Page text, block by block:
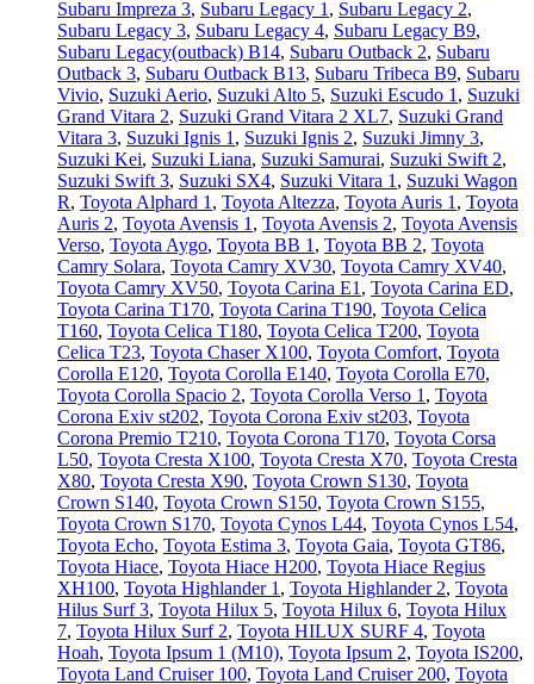
Subaru Impreza 3, Subaru Legacy 1 , Subaru Legacy 2,
Subaru Legacy 3, Subaru Legacy 4, Subaru Legacy B9,
Subaru Legacy(outback) B14, Subaru Outback 2, Subaru
Outback 3, Subaru Outback B13, Subaru Tribeca B9, Subaru
Vivio, Suzuki Aerio, Suzuki Alto 5, Suzuki Escudo 1 , Suzuki
Grand Vitara 2, Suzuki Grand Vitara 2 XL7, Suzuki Grand
Vitara 3, Suzuki Ignis 1 , Suzuki Ignis 2, Suzuki Jimny 3,
Suzuki Kei, Suzuki Liana, Suzuki Samurai, Suzuki Swift 2,
Suzuki Swift 3, Suzuki SX4, Suzuki Vitara 1 , Suzuki Wagon
R, Toyota Alphard 1 , Toyota Altezza, Toyota Auris 1 , Toyota
Auris 2, Toyota Avensis 1 , Toyota Avensis 2, Toyota Avensis
Verso, Toyota Aygo, Toyota BB 1 , Toyota BB 2, Toyota
Camry Solara, Toyota Camry XV30, Toyota Camry XV40,
Toyota Camry XV50, Toyota Carina E1 , Toyota Carina ED,
Toyota Carina T170, Toyota Carina T190, Toyota Celica
T160, Toyota Celica T180, Toyota Celica T200, Toyota
Celica T23, Toyota Chaser X100, Toyota Comfort, Toyota
Corolla E120, Toyota Corolla E140, Toyota Corolla E70,
Toyota Corolla Spacio 2, Toyota Corolla Verso 1 , Toyota
Corona Exiv st202, Toyota Corona Exiv st203, Toyota
Corona Premio T210, Toyota Corona T170, Toyota Corsa
L50, Toyota Cresta X100, Toyota Cresta X70, Toyota Cresta
X80, Toyota Cresta X90, Toyota Crown S130, Toyota
Crown S140, Toyota Crown S150, Toyota Crown S155,
Toyota Crown S170, Toyota Cynos L44, Toyota Cynos L54,
Toyota Echo, Toyota Estima 3, Toyota Gaia, Toyota GT86,
Toyota Hiace, Toyota Hiace H200, Toyota Hiace Regius
XH100, Toyota Highlander 1 , Toyota Highlander 2, Toyota
Hilus Surf 3, Toyota Hilux 5, Toyota Hilux 6, Toyota Hilux
7, Toyota Hilux Surf 2, Toyota HILUX SURF 4, Toyota
Hoah, Toyota Ipsum 1 (М10), Toyota Ipsum 2, Toyota IS200,
Toyota Land Cruiser 100, Toyota Land Cruiser 200, Toyota